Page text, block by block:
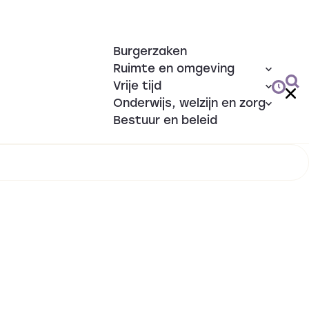
Burgerzaken
Ruimte en omgeving
Vrije tijd
Onderwijs, welzijn en zorg
Bestuur en beleid